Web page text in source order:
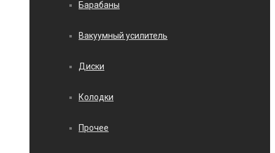
Барабаны
Вакуумный усилитель
Диски
Колодки
Прочее